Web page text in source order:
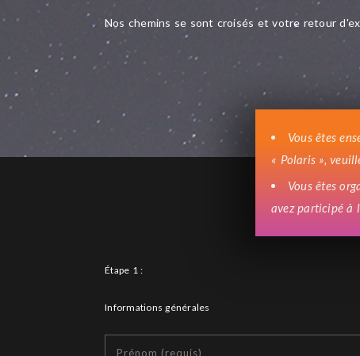
Nos chemins se sont croisés et votre retour
Vous êtes
« Polaris »,
Vous êtes
avez participé à
Étape 1 :
Informations générales